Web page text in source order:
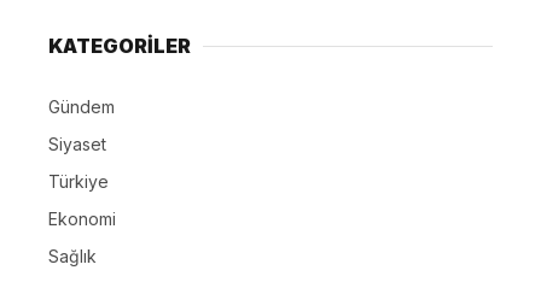
KATEGORİLER
Gündem
Siyaset
Türkiye
Ekonomi
Sağlık